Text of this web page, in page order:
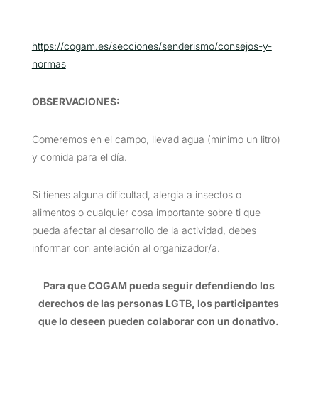
https://cogam.es/secciones/senderismo/consejos-y-
normas
OBSERVACIONES:
Comeremos en el campo, llevad agua (mínimo un litro)
y comida para el día.
Si tienes alguna dificultad, alergia a insectos o
alimentos o cualquier cosa importante sobre ti que
pueda afectar al desarrollo de la actividad, debes
informar con antelación al organizador/a.
Para que COGAM pueda seguir defendiendo los
derechos de las personas LGTB, los participantes
que lo deseen pueden colaborar con un donativo.